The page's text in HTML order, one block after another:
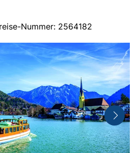
Nummer: 2564182